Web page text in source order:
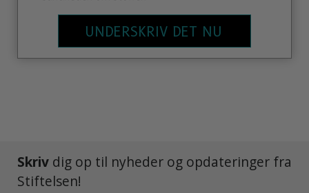
UNDERSKRIV DET NU
Skriv dig op til nyheder og opdateringer fra
Stiftelsen!